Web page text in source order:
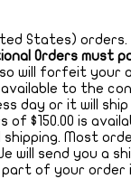
States) orders.
Orders must
so will forfeit
available to the
day or it will
$150.00 is
shipping. Most
will send you a
of your order